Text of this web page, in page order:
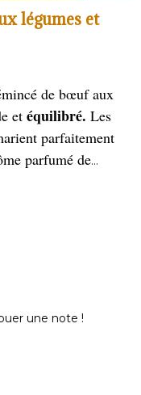
légumes et
de bœuf aux
et équilibré. Les
parfaitement
parfumé de
une note !